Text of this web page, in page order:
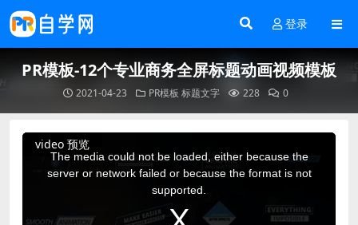
登录
PR模板-12个专业商务全屏标题动画视频模板
2021-04-23 PR模板 标题文字 228 0
video 预览
This
The media could not be loaded, either because the
server or network failed or because the format is not
supported.